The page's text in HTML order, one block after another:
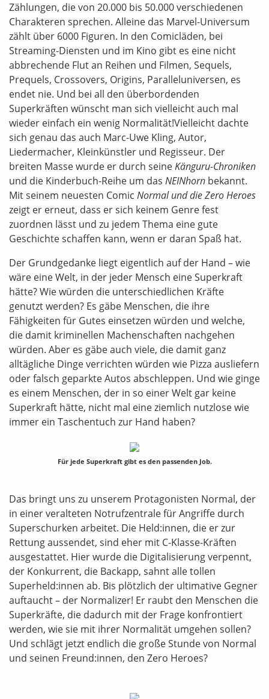
Zählungen, die von 20.000 bis 50.000 verschiedenen
Charakteren sprechen. Alleine das Marvel-Universum
zählt über 6000 Figuren. In den Comicläden, bei
Streaming-Diensten und im Kino gibt es eine nicht
abbrechende Flut an Reihen und Filmen, Sequels,
Prequels, Crossovers, Origins, Paralleluniversen, es
endet nie. Und bei all den überbordenden
Superkräften wünscht man sich vielleicht auch mal
wieder einfach ein wenig Normalität!Vielleicht dachte
sich genau das auch Marc-Uwe Kling, Autor,
Liedermacher, Kleinkünstler und Regisseur. Der
breiten Masse wurde er durch seineKänguru-Chroniken
und die Kinderbuch-Reihe um das NEINhorn bekannt.
Mit seinem neuesten Comic Normal und die Zero Heroes
zeigt er erneut, dass er sich keinem Genre fest
zuordnen lässt und zu jedem Thema eine gute
Geschichte schaffen kann, wenn er daran Spaß hat.
Der Grundgedanke liegt eigentlich auf der Hand – wie
wäre eine Welt, in der jeder Mensch eine Superkraft
hätte? Wie würden die unterschiedlichen Kräfte
genutzt werden? Es gäbe Menschen, die ihre
Fähigkeiten für Gutes einsetzen würden und welche,
die damit kriminellen Machenschaften nachgehen
würden. Aber es gäbe auch viele, die damit ganz
alltägliche Dinge verrichten würden wie Pizza ausliefern
oder falsch geparkte Autos abschleppen. Und wie ginge
es einem Menschen, der in so einer Welt gar keine
Superkraft hätte, nicht mal eine ziemlich nutzlose wie
immer ein Taschentuch zur Hand haben?
Für jede Superkraft gibt es den passenden Job.
Das bringt uns zu unserem Protagonisten Normal, der
in einer veralteten Notrufzentrale für Angriffe durch
Superschurken arbeitet. Die Held:innen, die er zur
Rettung aussendet, sind eher mit C-Klasse-Kräften
ausgestattet. Hier wurde die Digitalisierung verpennt,
der Konkurrent, die Backapp, sahnt alle tollen
Superheld:innen ab. Bis plötzlich der ultimative Gegner
auftaucht – der Normalizer! Er raubt den Menschen die
Superkräfte, die dadurch mit der Frage konfrontiert
werden, wie sie mit ihrer Normalität umgehen sollen?
Und schlägt jetzt endlich die große Stunde von Normal
und seinen Freund:innen, den Zero Heroes?